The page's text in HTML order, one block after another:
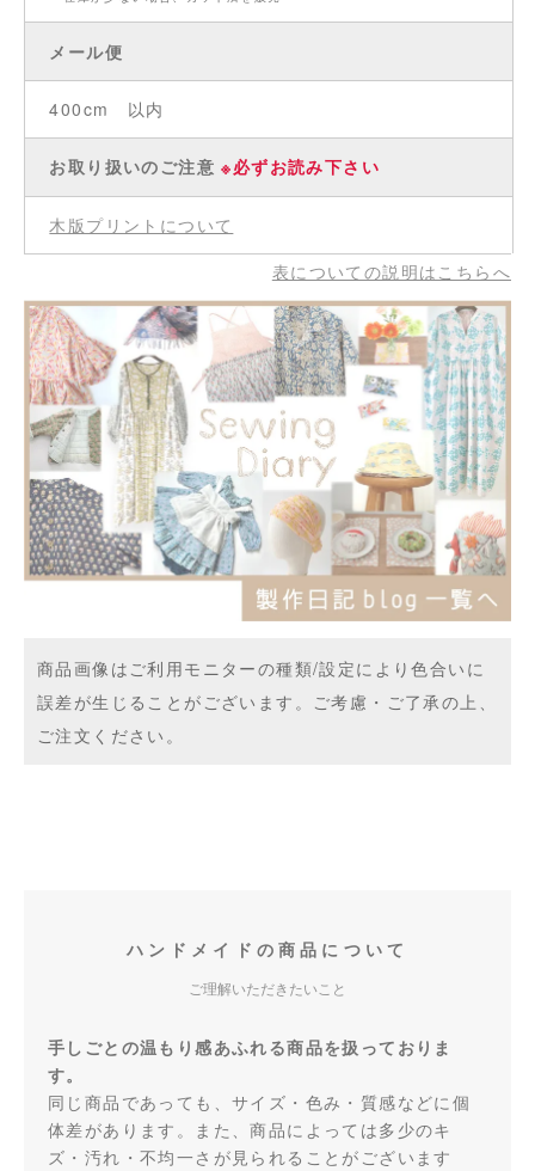
メール便
400cm 以内
お取り扱いのご注意※必ずお読み下さい
木版プリントについて
表についての説明はこちらへ
商品画像はご利用モニターの種類/設定により色合いに
誤差が生じることがございます。ご考慮・ご了承の上、
ご注文ください。
ハンドメイドの商品について
ご理解いただきたいこと
手しごとの温もり感あふれる商品を扱っておりま
す。
同じ商品であっても、サイズ・色み・質感などに個
体差があります。また、商品によっては多少のキ
ズ・汚れ・不均一さが見られることがございます